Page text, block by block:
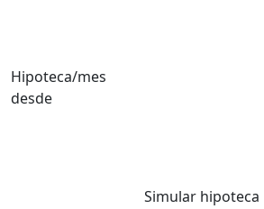
Hipoteca/mes
desde
Simular hipoteca